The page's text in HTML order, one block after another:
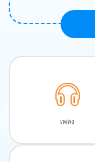
เพลง